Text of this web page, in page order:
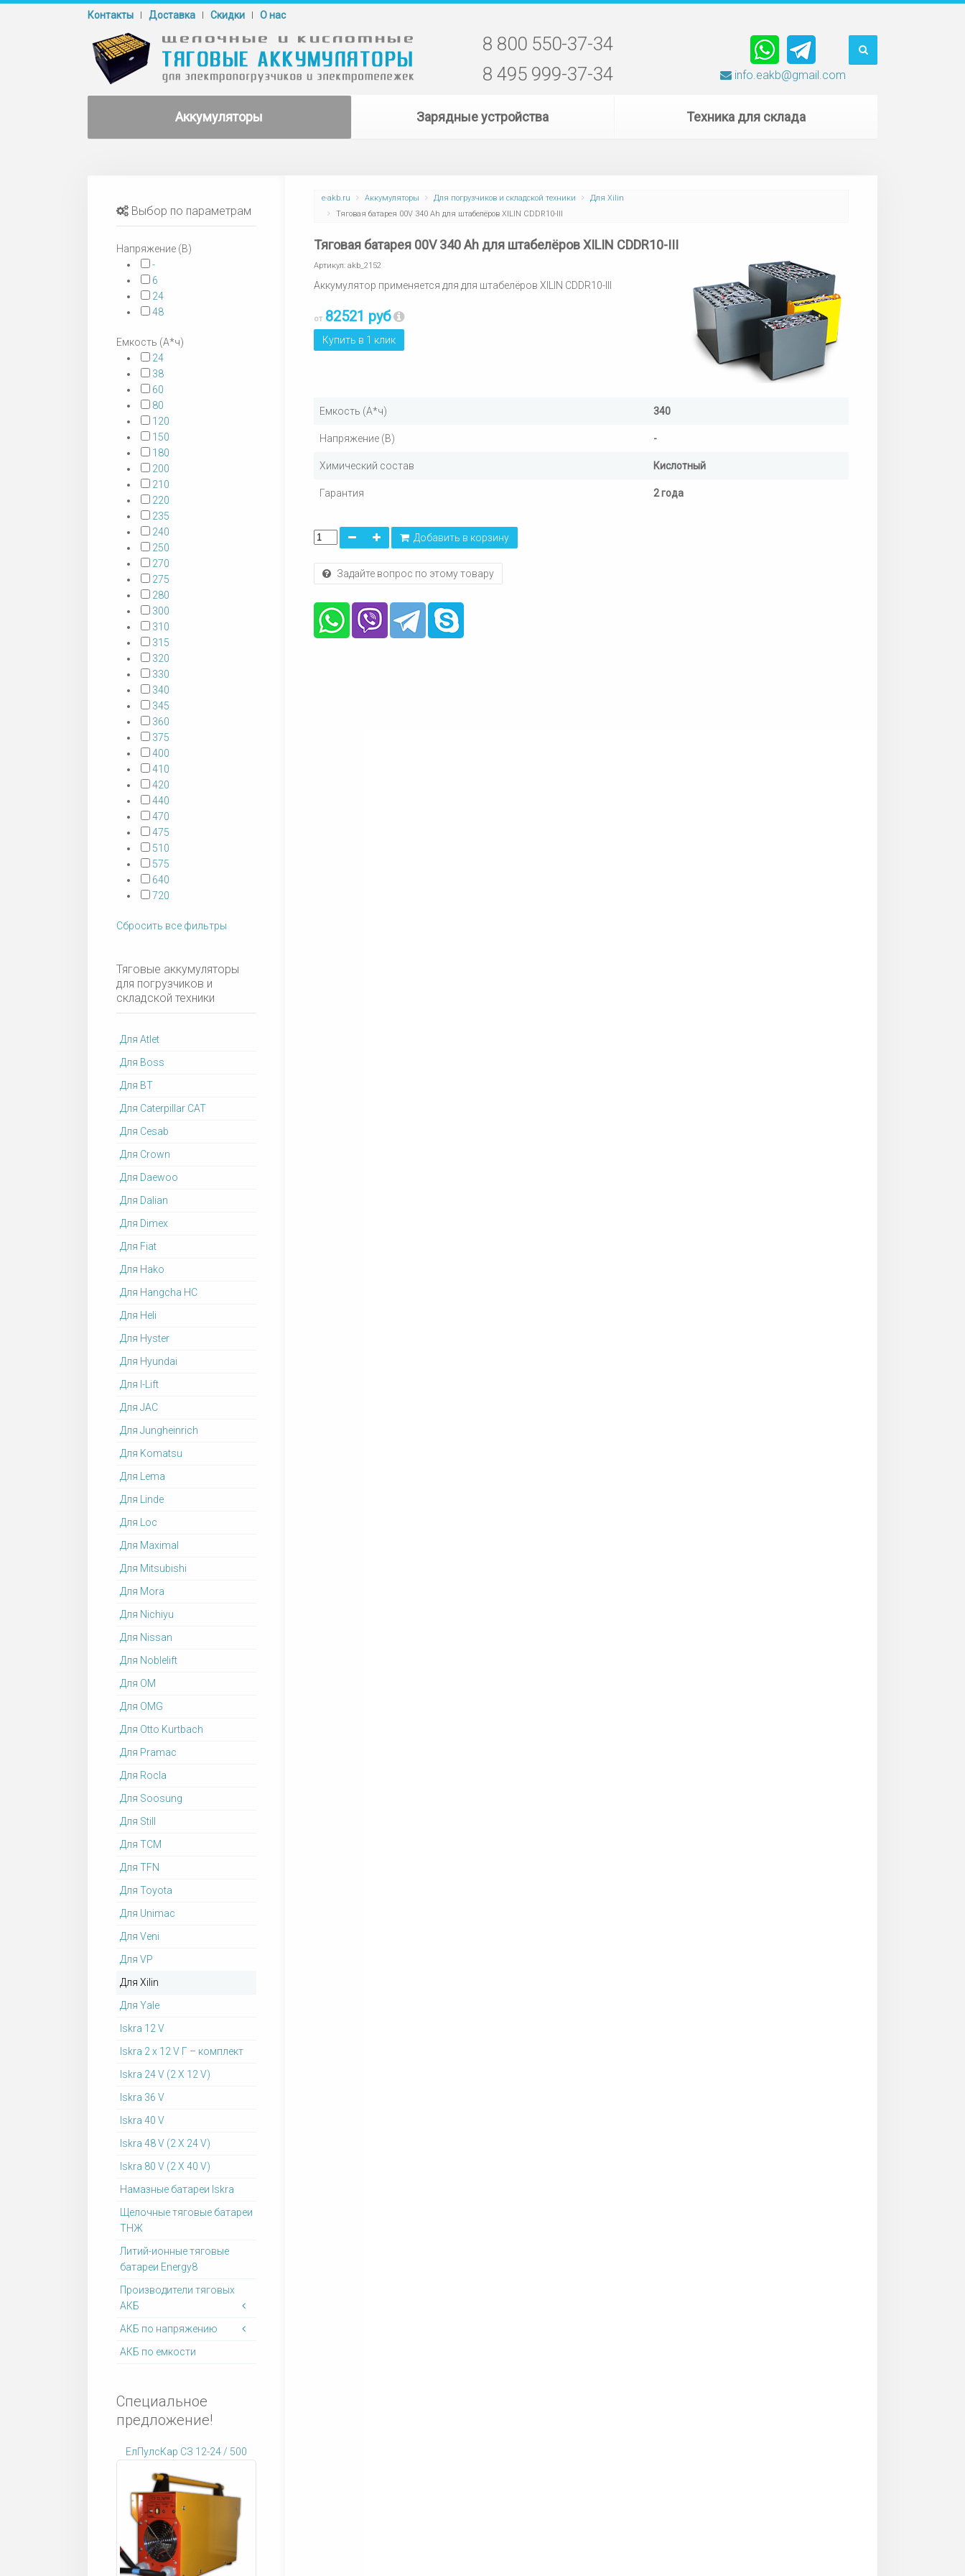
Контакты Доставка Cкидки О нас
8 800 550-37-34
8 495 999-37-34
info.eakb@gmail.com
Аккумуляторы Зарядные устройства Техника для склада
e-akb.ru Аккумуляторы Для погрузчиков и складской техники
Для Xilin
Тяговая батарея 00V 340 Ah для штабелёров XILIN CDDR10-III
Тяговая батарея 00V 340 Ah для штабелёров XILIN CDDR10-III
Артикул: akb_2152
Аккумулятор применяется для для штабелёров XILIN CDDR10-III
от 82521 руб
Купить в 1 клик
Емкость (А*ч) 340
Напряжение (В) -
Химический состав Кислотный
Гарантия 2 года
Добавить в корзину
Задайте вопрос по этому товару
Выбор по параметрам
Напряжение (В)
-
6
24
48
Емкость (А*ч)
24
38
60
80
120
150
180
200
210
220
235
240
250
270
275
280
300
310
315
320
330
340
345
360
375
400
410
420
440
470
475
510
575
640
720
Сбросить все фильтры
Тяговые аккумуляторы
для погрузчиков и
складской техники
Для Atlet
Для Boss
Для BT
Для Caterpillar CAT
Для Cesab
Для Crown
Для Daewoo
Для Dalian
Для Dimex
Для Fiat
Для Hako
Для Hangcha HC
Для Heli
Для Hyster
Для Hyundai
Для I-Lift
Для JAC
Для Jungheinrich
Для Komatsu
Для Lema
Для Linde
Для Loc
Для Maximal
Для Mitsubishi
Для Mora
Для Nichiyu
Для Nissan
Для Noblelift
Для OM
Для OMG
Для Otto Kurtbach
Для Pramac
Для Rocla
Для Soosung
Для Still
Для TCM
Для TFN
Для Toyota
Для Unimac
Для Veni
Для VP
Для Xilin
Для Yale
Iskra 12 V
Iskra 2 x 12 V Г – комплект
Iskra 24 V (2 X 12 V)
Iskra 36 V
Iskra 40 V
Iskra 48 V (2 X 24 V)
Iskra 80 V (2 X 40 V)
Намазные батареи Iskra
Щелочные тяговые батареи
ТНЖ
Литий-ионные тяговые
батареи Energy8
Производители тяговых
АКБ
АКБ по напряжению
АКБ по емкости
Специальное
предложение!
ЕлПулсКар СЗ 12-24 / 500